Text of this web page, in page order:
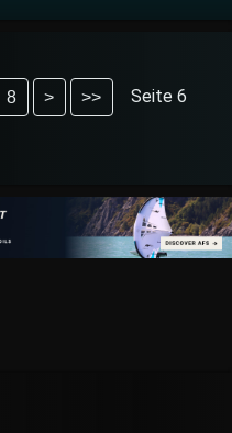
8 > >>
Seite 6